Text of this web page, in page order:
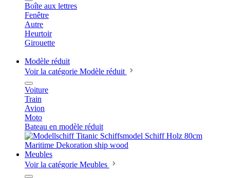
Boîte aux lettres
Fenêtre
Autre
Heurtoir
Girouette
Modèle réduit
Voir la catégorie Modèle réduit
Voiture
Train
Avion
Moto
Bateau en modèle réduit
Meubles
Voir la catégorie Meubles